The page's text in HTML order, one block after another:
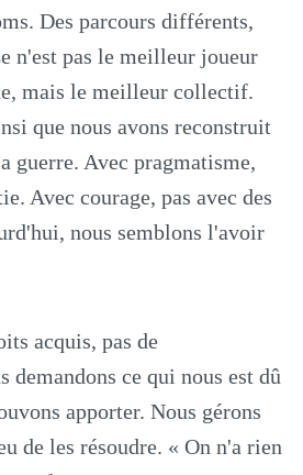
Des parcours différents,
n'est pas le meilleur joueur
mais le meilleur collectif.
que nous avons reconstruit
guerre. Avec pragmatisme,
Avec courage, pas avec des
nous semblons l'avoir
acquis, pas de
demandons ce qui nous est dû
apporter. Nous gérons
de les résoudre. « On n'a rien